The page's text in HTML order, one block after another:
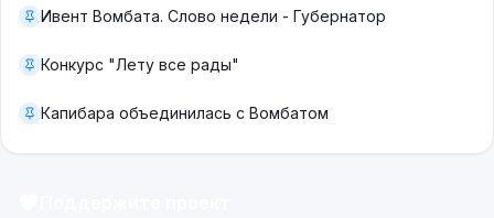
Ивент Вомбата. Слово недели - Губернатор
Конкурс "Лету все рады"
Капибара объединилась с Вомбатом